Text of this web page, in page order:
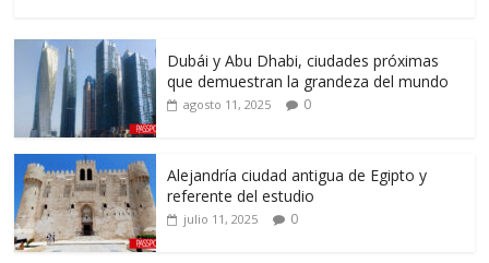
Dubái y Abu Dhabi, ciudades próximas
que demuestran la grandeza del mundo
agosto 11, 2025 0
Alejandría ciudad antigua de Egipto y
referente del estudio
julio 11, 2025 0